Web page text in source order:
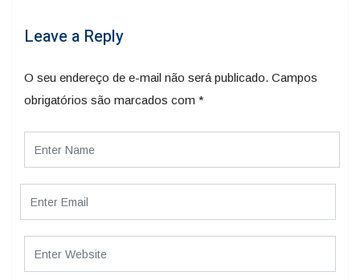
Leave a Reply
O seu endereço de e-mail não será publicado. Campos
obrigatórios são marcados com *